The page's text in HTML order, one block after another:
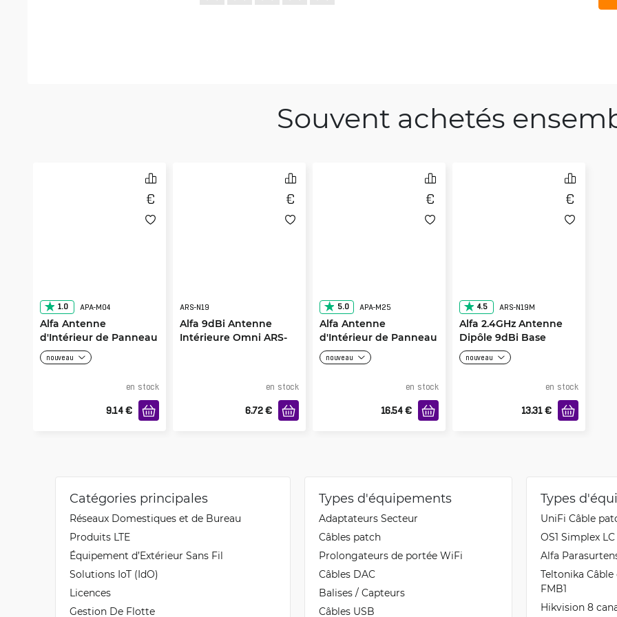
Souvent achetés
1.0 APA-M04
Alfa Antenne
d'Intérieur de Panneau
APA-M04
nouveau
en stock
9.14 €
ARS-N19
Alfa 9dBi Antenne
Intérieure Omni ARS-
en stock
6.72 €
5.0 APA-M25
Alfa Antenne
d'Intérieur de Panneau
APA-M25
nouveau
en stock
16.54 €
4.5 ARS-N19M
Alfa 2.4GHz Antenne
Dipôle 9dBi Base
magnétique RP-SMA
Male
nouveau
en stock
13.31 €
Catégories principales
Réseaux Domestiques et de Bureau
Produits LTE
Équipement d’Extérieur Sans Fil
Solutions IoT (IdO)
Licences
Gestion De Flotte
Types d'équipements
Adaptateurs Secteur
Câbles patch
Prolongateurs de portée WiFi
Câbles DAC
Balises / Capteurs
Câbles USB
Types
UniFi Câble
OS1 Simplex
Alfa
Teltonika
FMB1
Hikvision 8